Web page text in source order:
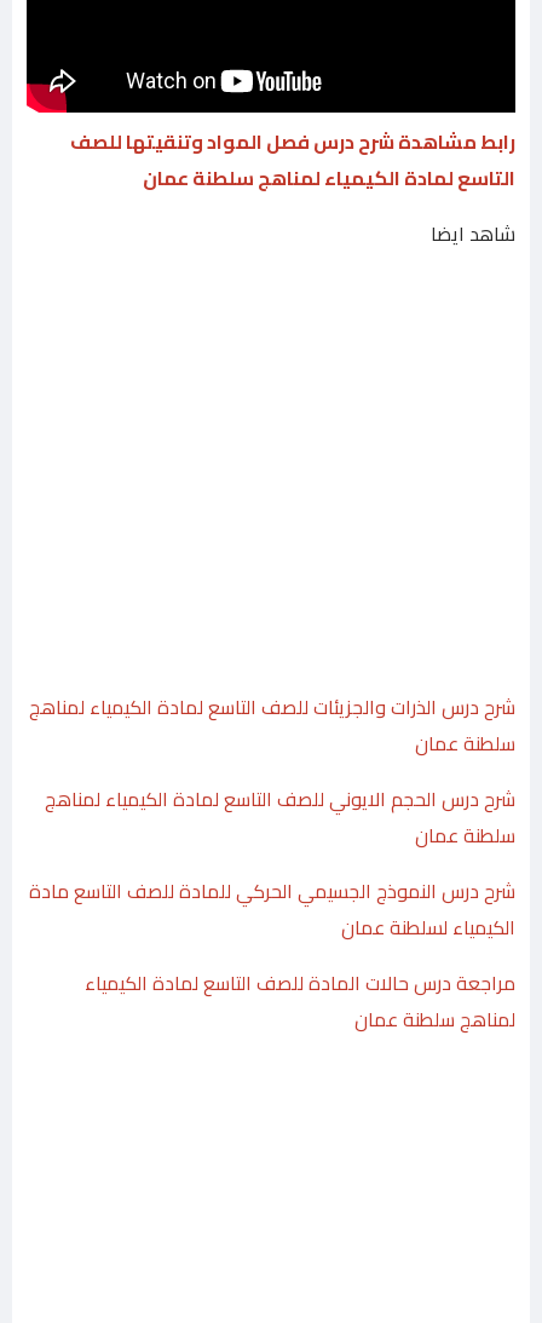
رابط مشاهدة شرح درس فصل المواد وتنقيتها للصف
التاسع لمادة الكيمياء لمناهج سلطنة عمان
شاهد ايضا
شرح درس الذرات والجزيئات للصف التاسع لمادة الكيمياء لمناهج
سلطنة عمان
شرح درس الحجم الايوني للصف التاسع لمادة الكيمياء لمناهج
سلطنة عمان
شرح درس النموذج الجسيمي الحركي للمادة للصف التاسع مادة
الكيمياء لسلطنة عمان
مراجعة درس حالات المادة للصف التاسع لمادة الكيمياء
لمناهج سلطنة عمان